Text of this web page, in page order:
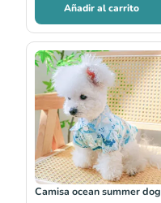
Añadir al carrito
Camisa ocean summer dog
Rango
de
precios:
desde
S/23.00
hasta
S/29.00